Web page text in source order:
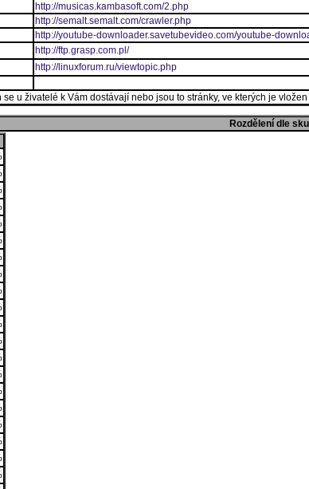
http://musicas.kambasoft.com/2.php
http://semalt.semalt.com/crawler.php
http://youtube-downloader.savetubevideo.com/youtube-
http://ftp.grasp.com.pl/
http://linuxforum.ru/viewtopic.php
u živatelé k Vám dostávají nebo jsou to stránky, ve kterých je
Rozdělení dle